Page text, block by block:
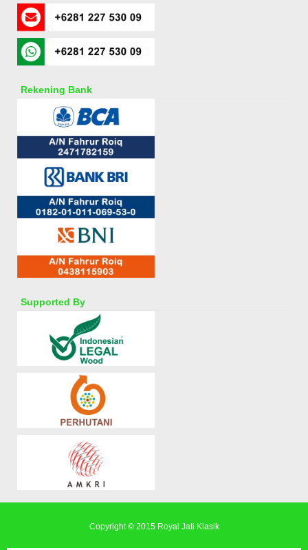
Rekening Bank
Supported By
Copyright © 2015 Royal Jati Klasik